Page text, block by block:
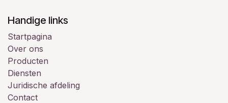
Handige links
Startpagina
Over ons
Producten
Diensten
Juridische afdeling
Contact